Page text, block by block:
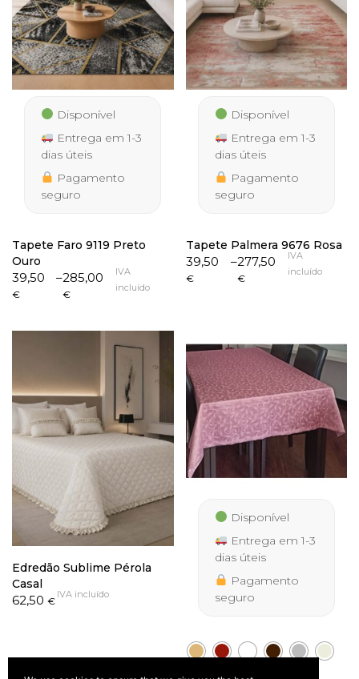
Disponível
Entrega em 1-3
dias úteis
Pagamento
seguro
Tapete Faro 9119 Preto
Ouro
39,50
€
–285,00
€
Price
range:
IVA
incluído
Disponível
Entrega em 1-3
dias úteis
Pagamento
seguro
Tapete Palmera 9676 Rosa
39,50
€
–277,50
€
Price
range:
IVA
incluído
Edredão Sublime Pérola
Casal
62,50 €
IVA incluído
Disponível
Entrega em 1-3
dias úteis
Pagamento
seguro